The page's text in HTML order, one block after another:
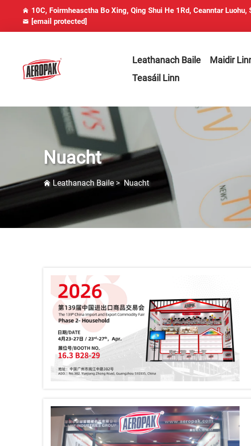
10C, Foirmheasctha Bo Xing, Qing Shui He 1Rd, Ceanntar Luohu,
[email protected]
Leathanach Baile Maidir
Teasáil Linn
Nuacht
Leathanach Baile > Nuacht